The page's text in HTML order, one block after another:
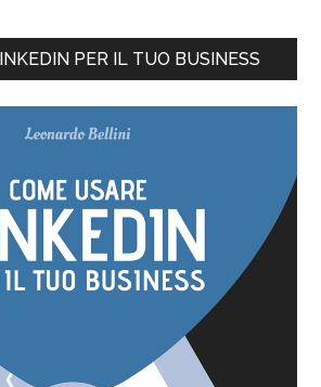
PER IL TUO BUSINESS